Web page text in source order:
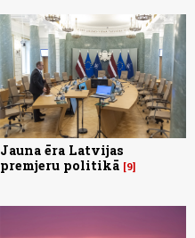
Jauna ēra Latvijas
premjeru politikā 9